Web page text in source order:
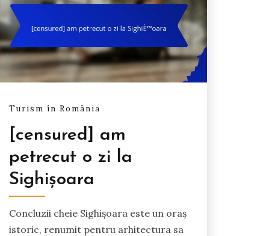
Turism în România
[censured] am
petrecut o zi la
Sighișoara
Concluzii cheie Sighișoara este un oraș
istoric, renumit pentru arhitectura sa